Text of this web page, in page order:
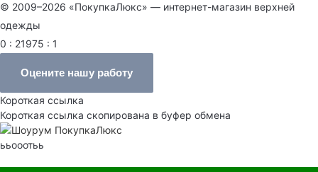
© 2009–2026 «ПокупкаЛюкс» — интернет-магазин верхней
одежды
0 : 21975 : 1
Оцените нашу работу
Короткая ссылка
Короткая ссылка скопирована в буфер обмена
ььооотьь